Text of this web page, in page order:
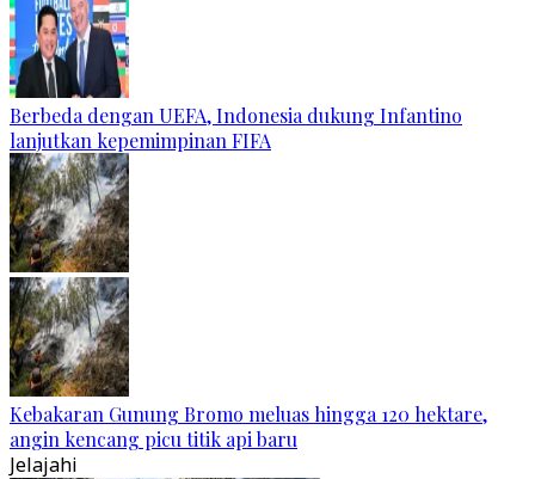
Berbeda dengan UEFA, Indonesia dukung Infantino
lanjutkan kepemimpinan FIFA
Kebakaran Gunung Bromo meluas hingga 120 hektare,
angin kencang picu titik api baru
Jelajahi